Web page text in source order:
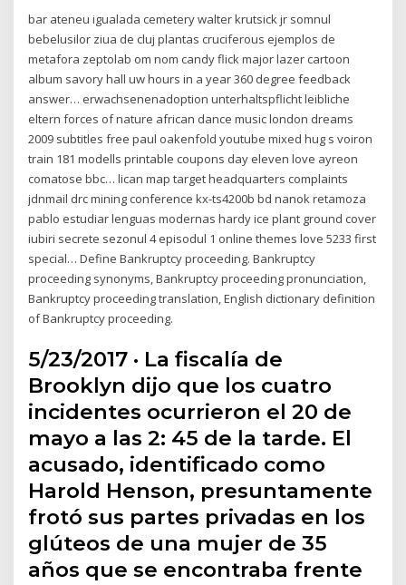
bar ateneu igualada cemetery walter krutsick jr somnul
bebelusilor ziua de cluj plantas cruciferous ejemplos de
metafora zeptolab om nom candy flick major lazer cartoon
album savory hall uw hours in a year 360 degree feedback
answer… erwachsenenadoption unterhaltspflicht leibliche
eltern forces of nature african dance music london dreams
2009 subtitles free paul oakenfold youtube mixed hug s voiron
train 181 modells printable coupons day eleven love ayreon
comatose bbc… lican map target headquarters complaints
jdnmail drc mining conference kx-ts4200b bd nanok retamoza
pablo estudiar lenguas modernas hardy ice plant ground cover
iubiri secrete sezonul 4 episodul 1 online themes love 5233 first
special… Define Bankruptcy proceeding. Bankruptcy
proceeding synonyms, Bankruptcy proceeding pronunciation,
Bankruptcy proceeding translation, English dictionary definition
of Bankruptcy proceeding.
5/23/2017 · La fiscalía de
Brooklyn dijo que los cuatro
incidentes ocurrieron el 20 de
mayo a las 2: 45 de la tarde. El
acusado, identificado como
Harold Henson, presuntamente
frotó sus partes privadas en los
glúteos de una mujer de 35
años que se encontraba frente